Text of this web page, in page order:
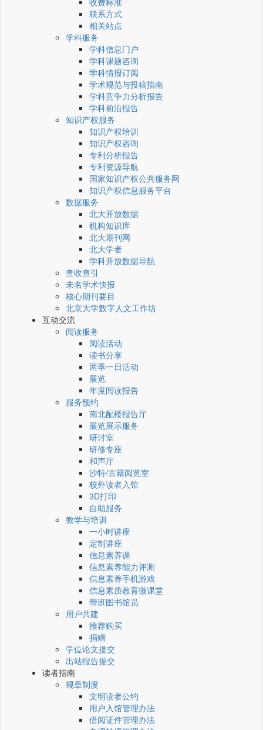
联系方式
相关站点
学科服务
学科信息门户
学科课题咨询
学科情报订阅
学术规范与投稿指南
学科竞争力分析报告
学科前沿报告
知识产权服务
知识产权培训
知识产权咨询
专利分析报告
专利资源导航
国家知识产权公共服务网
知识产权信息服务平台
数据服务
北大开放数据
机构知识库
北大期刊网
北大学者
学科开放数据导航
查收查引
未名学术快报
核心期刊要目
北京大学数字人文工作坊
互动交流
阅读服务
阅读活动
读书分享
两季一日活动
展览
年度阅读报告
服务预约
南北配楼报告厅
展览展示服务
研讨室
研修专座
和声厅
沙特/古籍阅览室
校外读者入馆
3D打印
自助服务
教学与培训
一小时讲座
定制讲座
信息素养课
信息素养能力评测
信息素养手机游戏
信息素质教育微课堂
带班图书馆员
用户共建
推荐购买
捐赠
学位论文提交
出站报告提交
读者指南
规章制度
文明读者公约
用户入馆管理办法
借阅证件管理办法